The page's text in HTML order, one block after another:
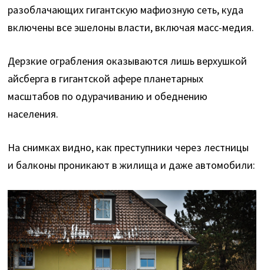
разоблачающих гигантскую мафиозную сеть, куда
включены все эшелоны власти, включая масс-медия.
Дерзкие ограбления оказываются лишь верхушкой
айсберга в гигантской афере планетарных
масштабов по одурачиванию и обеднению
населения.
На снимках видно, как преступники через лестницы
и балконы проникают в жилища и даже автомобили: